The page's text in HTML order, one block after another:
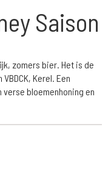
Saison
zomers bier. Het is de
Kerel. Een
bloemenhoning en